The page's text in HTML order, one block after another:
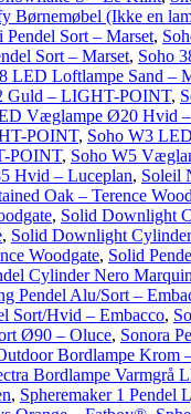
Børnemøbel (Ikke en
Sort – Marset,
Sort – Marset, Soho
LED Loftlampe Sand –
Guld – LIGHT-POINT,
Væglampe Ø20 Hvid
POINT, Soho W3
POINT, Soho W5
Hvid – Luceplan, Soleil
Oak – Terence
, Solid Downlight
, Solid Downlight
Woodgate, Solid
Cylinder Nero
Pendel Alu/Sort –
Sort/Hvid – Embacco,
Ø90 – Oluce, Sonora
Bordlampe Krom
Bordlampe Varmgrå
, Spheremaker 1 Pendel